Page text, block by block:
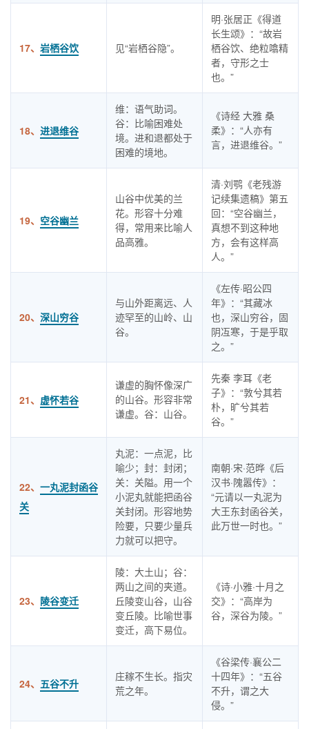
17、 岩栖谷饮 见“岩栖谷隐”。
明·张居正《得道
长生颂》：“故岩
栖谷饮、绝粒噏精
者，守形之士
也。”
18、 进退维谷
维：语气助词。
谷：比喻困难处
境。进和退都处于
困难的境地。
《诗经 大雅 桑
柔》：“人亦有
言，进退维谷。”
19、 空谷幽兰
山谷中优美的兰
花。形容十分难
得，常用来比喻人
品高雅。
清·刘鹗《老残游
记续集遗稿》第五
回：“空谷幽兰，
真想不到这种地
方，会有这样高
人。”
20、 深山穷谷
与山外距离远、人
迹罕至的山岭、山
谷。
《左传·昭公四
年》：“其藏冰
也，深山穷谷，固
阴冱寒，于是乎取
之。”
21、 虚怀若谷
谦虚的胸怀像深广
的山谷。形容非常
谦虚。谷：山谷。
先秦 李耳《老
子》：“敦兮其若
朴，旷兮其若
谷。”
22、 一丸泥封函谷
关
丸泥：一点泥，比
喻少；封：封闭；
关：关隘。用一个
小泥丸就能把函谷
关封闭。形容地势
险要，只要少量兵
力就可以把守。
南朝·宋·范晔《后
汉书·隗嚣传》：
“元请以一丸泥为
大王东封函谷关，
此万世一时也。”
23、 陵谷变迁
陵：大土山；谷：
两山之间的夹道。
丘陵变山谷，山谷
变丘陵。比喻世事
变迁，高下易位。
《诗·小雅·十月之
交》：“高岸为
谷，深谷为陵。”
24、 五谷不升
庄稼不生长。指灾
荒之年。
《谷梁传·襄公二
十四年》：“五谷
不升，谓之大
侵。”